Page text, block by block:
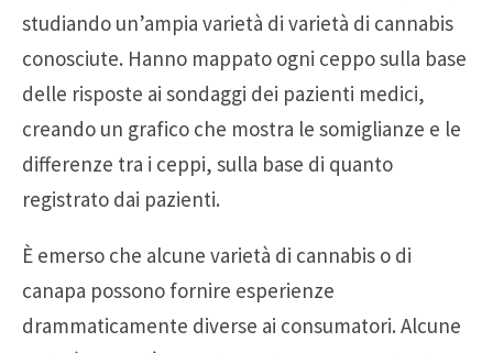
studiando un’ampia varietà di varietà di cannabis
conosciute. Hanno mappato ogni ceppo sulla base
delle risposte ai sondaggi dei pazienti medici,
creando un grafico che mostra le somiglianze e le
differenze tra i ceppi, sulla base di quanto
registrato dai pazienti.
È emerso che alcune varietà di cannabis o di
canapa possono fornire esperienze
drammaticamente diverse ai consumatori. Alcune